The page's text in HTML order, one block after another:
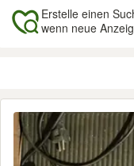
Erstelle einen
wenn neue
Ergebnisse